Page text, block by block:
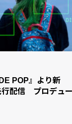
POP』より新
行配信 プロデュ